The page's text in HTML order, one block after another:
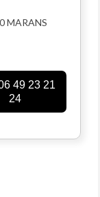
MARANS
49 23 21
24